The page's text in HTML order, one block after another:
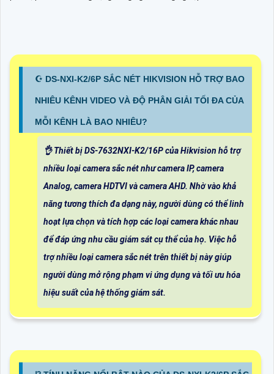
☪ DS-NXI-K2/6P SẮC NÉT HIKVISION HỖ TRỢ BAO
NHIÊU KÊNH VIDEO VÀ ĐỘ PHÂN GIẢI TỐI ĐA CỦA
MỖI KÊNH LÀ BAO NHIÊU?
👌 Thiết bị DS-7632NXI-K2/16P của Hikvision hỗ trợ
nhiều loại camera sắc nét như camera IP, camera
Analog, camera HDTVI và camera AHD. Nhờ vào khả
năng tương thích đa dạng này, người dùng có thể linh
hoạt lựa chọn và tích hợp các loại camera khác nhau
để đáp ứng nhu cầu giám sát cụ thể của họ. Việc hỗ
trợ nhiều loại camera sắc nét trên thiết bị này giúp
người dùng mở rộng phạm vi ứng dụng và tối ưu hóa
hiệu suất của hệ thống giám sát.